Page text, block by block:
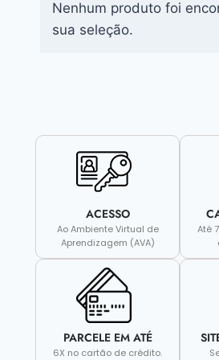
Nenhum produto foi
sua seleção.
ACESSO
Ao Ambiente Virtual de
Aprendizagem (AVA)
Até
PARCELE EM ATÉ
6X no cartão de crédito.